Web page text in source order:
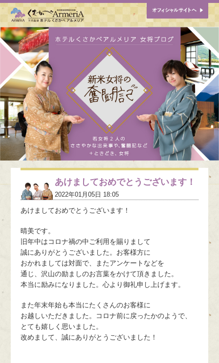
あけましておめでとうございます！
2022年01月05日 18:05
あけましておめでとうございます！
晴美です。
旧年中はコロナ禍の中ご利用を賜りまして
誠にありがとうございました。お客様方に
おかれましては対面で、またアンケートなどを
通じ、沢山の励ましのお言葉をかけて頂きました。
本当に励みになりました。心より御礼申し上げます。
また年末年始も本当にたくさんのお客様に
お越しいただきました。コロナ前に戻ったかのようで、
とても嬉しく思いました。
改めまして、誠にありがとうございました！